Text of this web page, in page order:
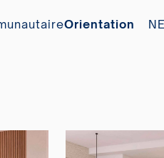
Orientation